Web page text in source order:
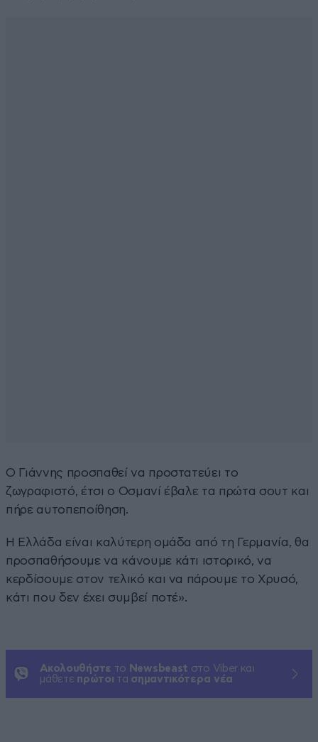
Ο Γιάννης προσπαθεί να προστατεύει το
ζωγραφιστό, έτσι ο Οσμανί έβαλε τα πρώτα σουτ και
πήρε αυτοπεποίθηση.
Η Ελλάδα είναι καλύτερη ομάδα από τη Γερμανία, θα
προσπαθήσουμε να κάνουμε κάτι ιστορικό, να
κερδίσουμε στον τελικό και να πάρουμε το Χρυσό,
κάτι που δεν έχει συμβεί ποτέ».
Ακολουθήστε το Newsbeast στο Viber και
μάθετε πρώτοι τα σημαντικότερα νέα